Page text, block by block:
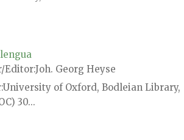
EditorJoh. Georg Heyse
University of Oxford, Bodleian Library,
30...